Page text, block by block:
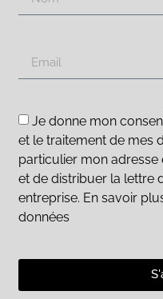
Je donne mon
et le traitement de mes
particulier mon
et de distribuer la lettre
entreprise. En savoir
données